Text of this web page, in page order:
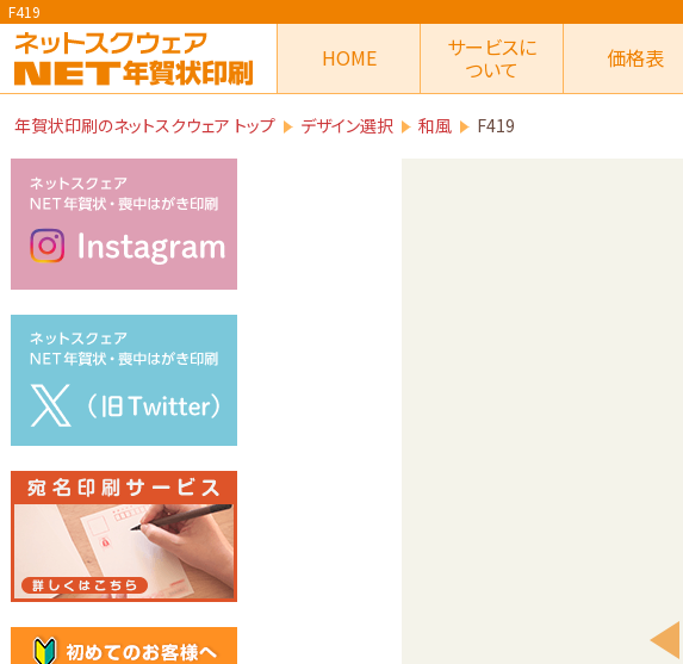
F419
HOME サービスに
ついて 価格表
年賀状印刷のネットスクウェア トップ デザイン選択 和風 F419